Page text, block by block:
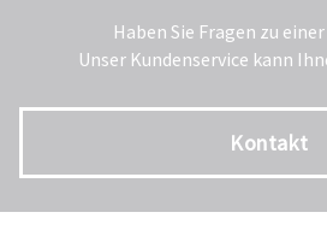
Haben Sie Fragen zu
Unser Kundenservice kann
Kontakt